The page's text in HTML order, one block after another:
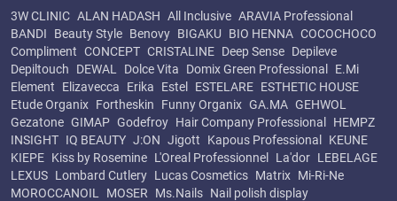
3W CLINIC ALAN HADASH All Inclusive ARAVIA Professional
BANDI
Beauty Style Benovy BIGAKU BIO HENNA COCOCHOCO
Compliment CONCEPT CRISTALINE Deep Sense Depileve
Depiltouch
DEWAL Dolce Vita Domix Green Professional
E.Mi
Element
Elizavecca Erika Estel ESTELARE ESTHETIC HOUSE
Etude Organix Fortheskin Funny Organix GA.MA GEHWOL
Gezatone GIMAP Godefroy Hair Company Professional
HEMPZ
INSIGHT IQ BEAUTY J:ON Jigott Kapous Professional
KEUNE
KIEPE Kiss by Rosemine L'Oreal Professionnel La'dor LEBELAGE
LEXUS Lombard Cutlery Lucas Cosmetics Matrix Mi-Ri-Ne
MOROCCANOIL MOSER Ms.Nails Nail polish display